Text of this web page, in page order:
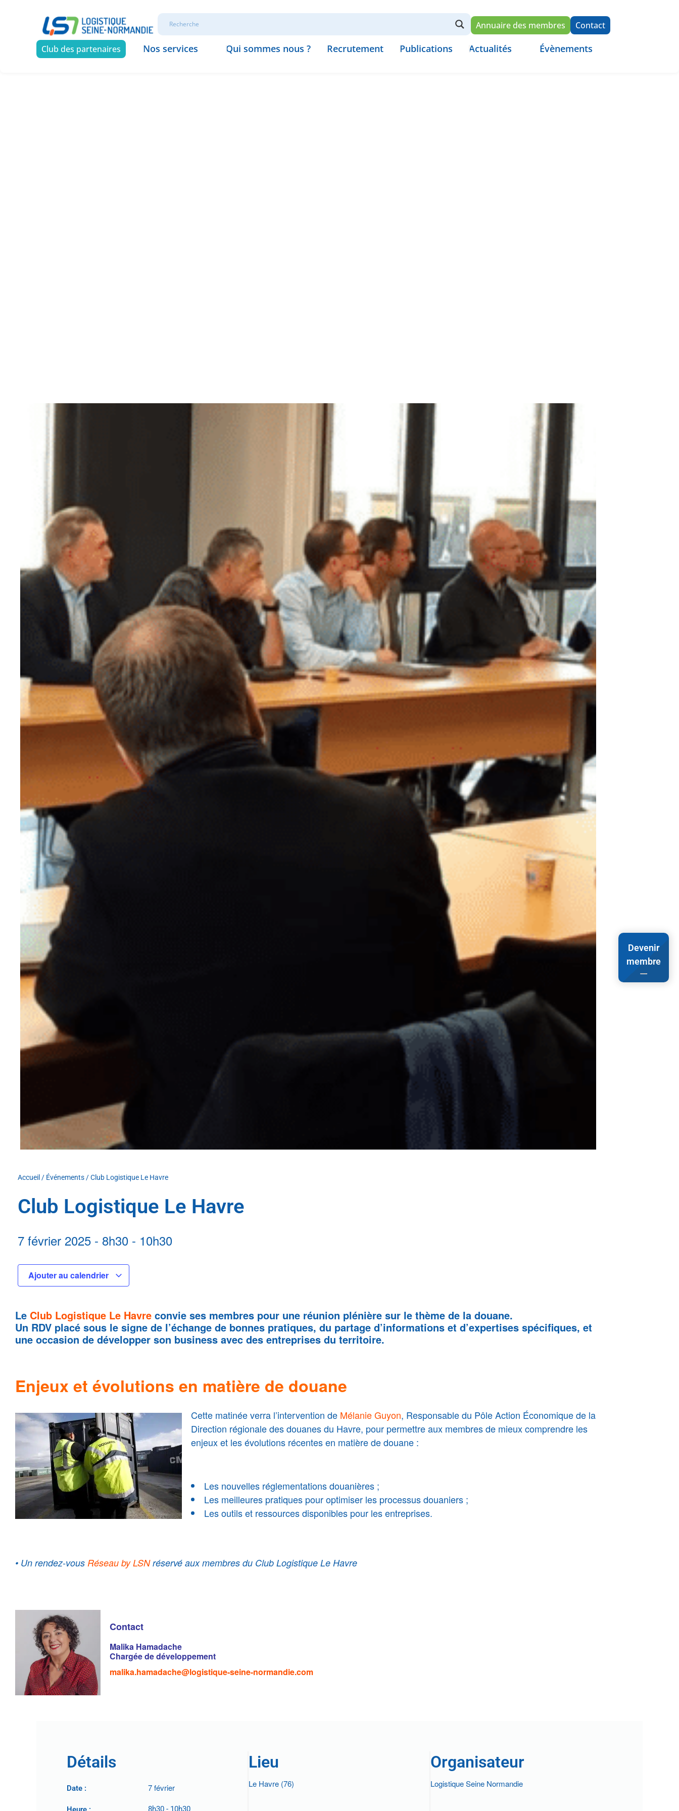
Annuaire des membres Contact
Club des partenaires Nos services Qui sommes nous ? Recrutement Publications Actualités Évènements
Accueil / Événements /Club Logistique Le Havre
Club Logistique Le Havre
7 février 2025 - 8h30 - 10h30
Ajouter au calendrier
Le Club Logistique Le Havre convie ses membres pour une réunion plénière sur le thème de la douane.
Un RDV placé sous le signe de l’échange de bonnes pratiques, du partage d’informations et d’expertises spécifiques, et
une occasion de développer son business avec des entreprises du territoire.
Enjeux et évolutions en matière de douane
Cette matinée verra l’intervention de Mélanie Guyon, Responsable du Pôle Action Économique de la
Direction régionale des douanes du Havre, pour permettre aux membres de mieux comprendre les
enjeux et les évolutions récentes en matière de douane :
Les nouvelles réglementations douanières ;
Les meilleures pratiques pour optimiser les processus douaniers ;
Les outils et ressources disponibles pour les entreprises.
• Un rendez-vous Réseau by LSNréservé aux membres du Club Logistique Le Havre
Contact
Malika Hamadache
Chargée de développement
malika.hamadache@logistique-seine-normandie.com
Détails
Date : 7 février
8h30 - 10h30
Lieu
Le Havre (76)
Organisateur
Logistique Seine Normandie
Devenir
membre